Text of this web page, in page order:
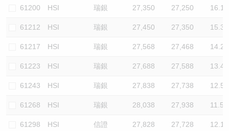
61200 HSI 瑞銀 27,350 27,250 16.1
61212 HSI 瑞銀 27,450 27,350 15.3
61217 HSI 瑞銀 27,568 27,468 14.2
61223 HSI 瑞銀 27,688 27,588 13.4
61243 HSI 瑞銀 27,838 27,738 12.5
61268 HSI 瑞銀 28,038 27,938 11.5
61298 HSI 信證 27,828 27,728 12.1